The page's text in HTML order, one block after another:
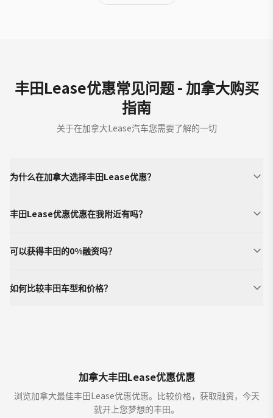
丰田Lease优惠常见问题 - 加拿大购买
指南
关于在加拿大Lease汽车您需要了解的一切
为什么在加拿大选择丰田Lease优惠？
丰田Lease优惠优惠在我附近有吗？
可以获得丰田的0%融资吗？
如何比较丰田车型和价格？
加拿大丰田Lease优惠优惠
浏览加拿大最佳丰田Lease优惠优惠。比较价格，获取融资，今天
就开上您梦想的丰田。